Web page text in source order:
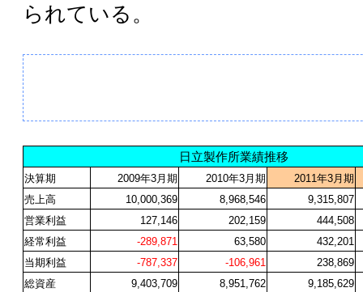
られている。
日立製作所業績推移
決算期 2009年3月期 2010年3月期 2011 年3月期
売上高
10,000,369 8,968,546
9,315,807
営業利益
127,146 202,159
444,508
経常利益
-289,871 63,580
432,201
当期利益
-787,337 -106,961
238,869
総資産
9,403,709 8,951,762
9,185,629